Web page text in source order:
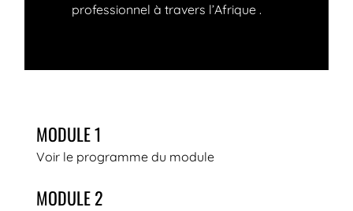
professionnel à travers l’Afrique .
MODULE 1
Voir le programme du module
MODULE 2